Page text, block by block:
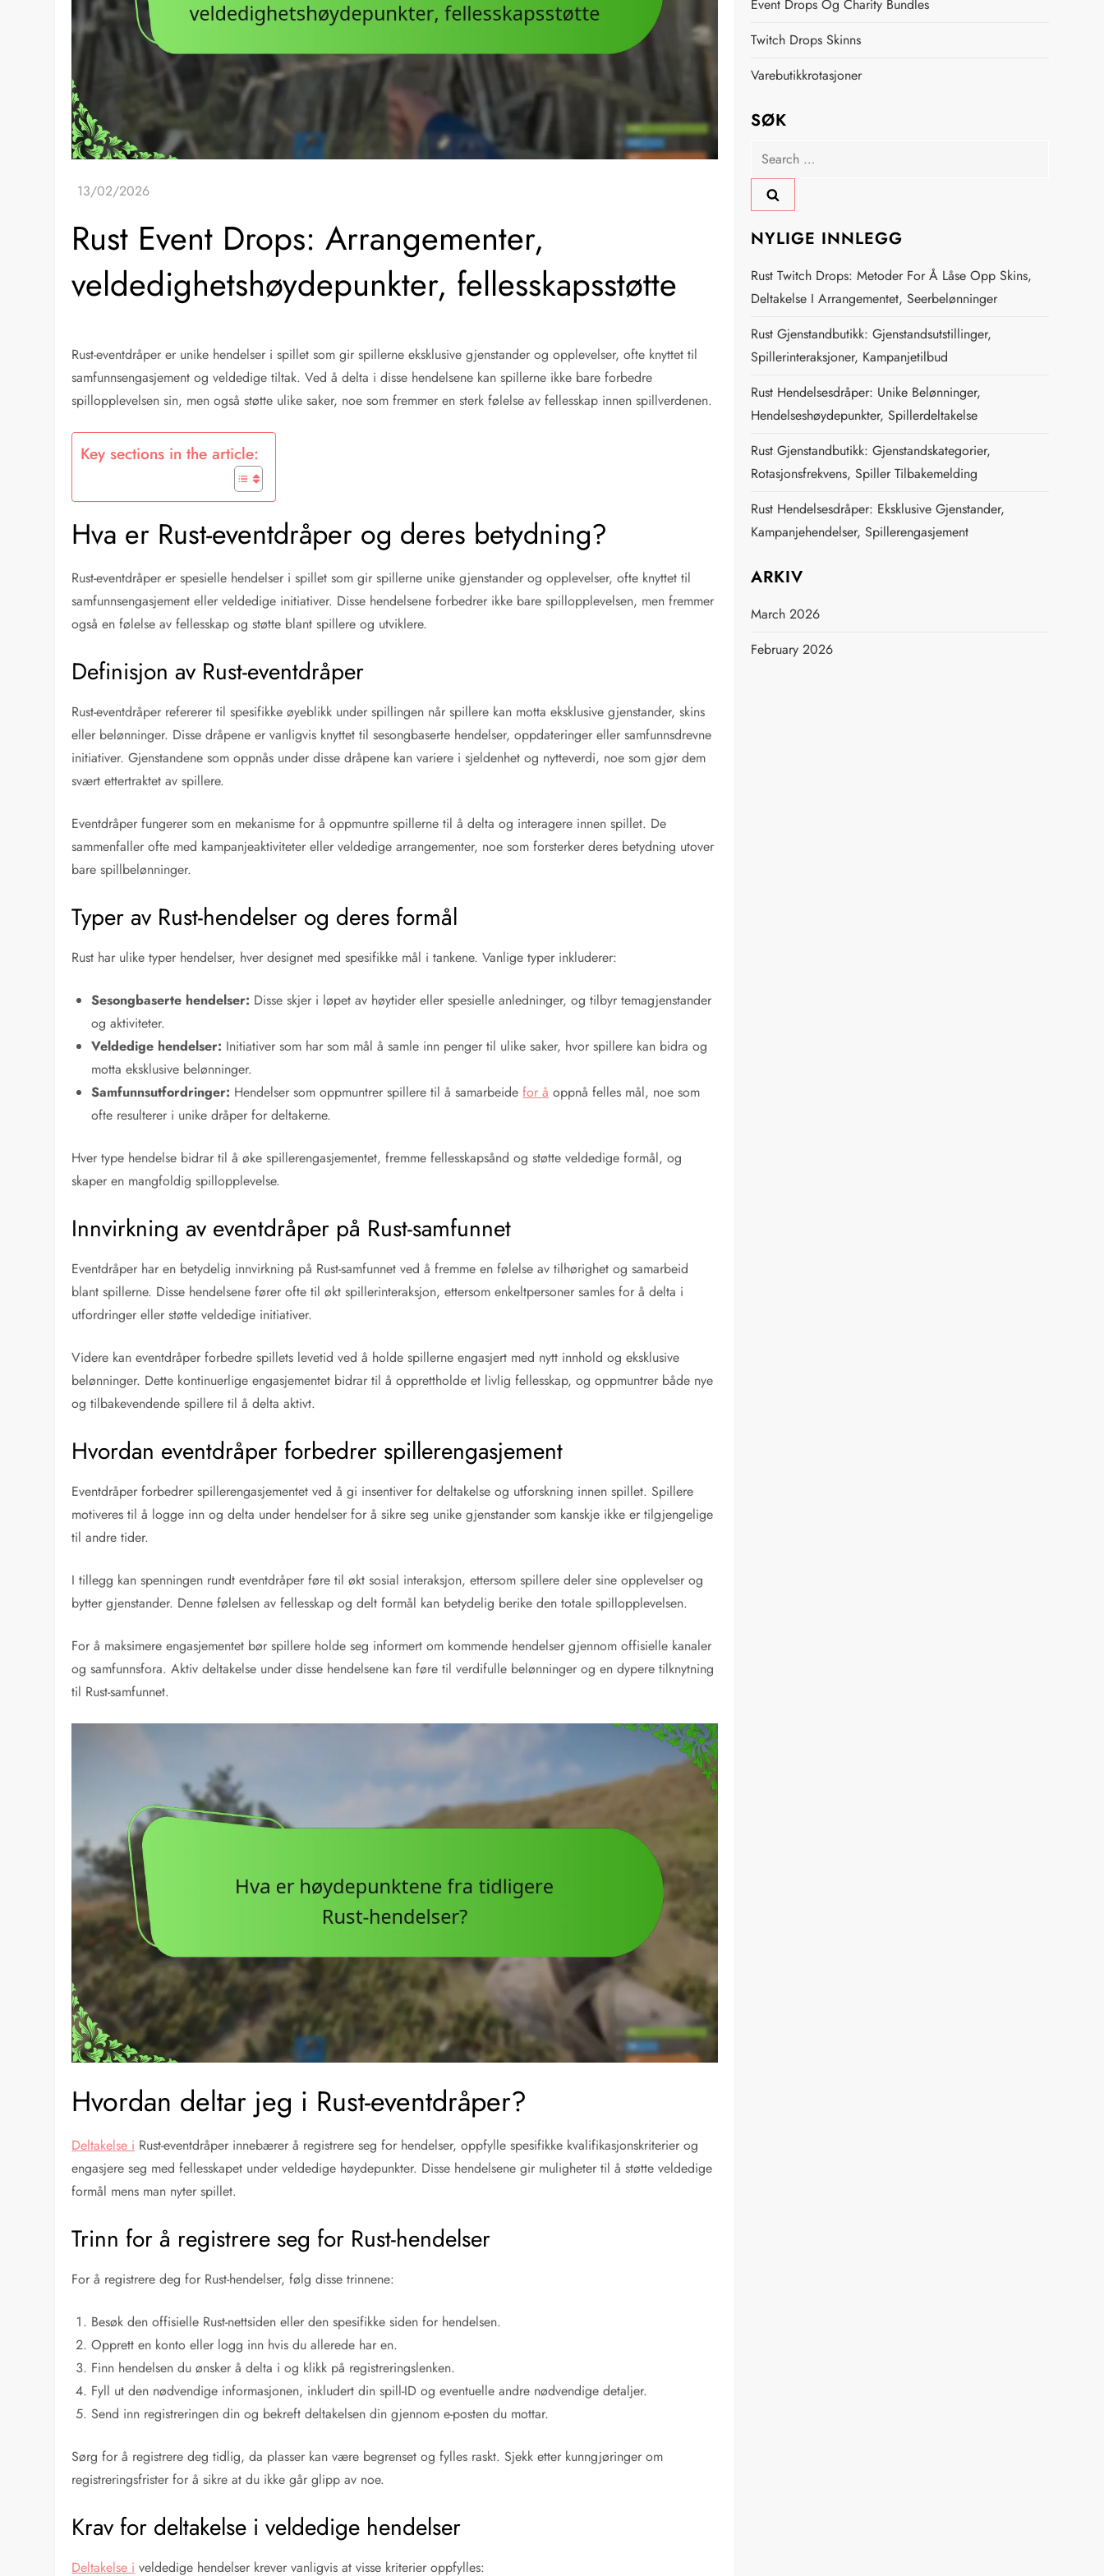
Rust Event Drops: Arrangementer,
veldedighetshøydepunkter, fellesskapsstøtte
Rust-eventdråper er unike hendelser i spillet som gir spillerne eksklusive gjenstander og opplevelser, ofte knyttet til
samfunnsengasjement og veldedige tiltak. Ved å delta i disse hendelsene kan spillerne ikke bare forbedre
spillopplevelsen sin, men også støtte ulike saker, noe som fremmer en sterk følelse av fellesskap innen spillverdenen.
Key sections in the article:
Hva er Rust-eventdråper og deres betydning?
Rust-eventdråper er spesielle hendelser i spillet som gir spillerne unike gjenstander og opplevelser, ofte knyttet til
samfunnsengasjement eller veldedige initiativer. Disse hendelsene forbedrer ikke bare spillopplevelsen, men fremmer
også en følelse av fellesskap og støtte blant spillere og utviklere.
Definisjon av Rust-eventdråper
Rust-eventdråper refererer til spesifikke øyeblikk under spillingen når spillere kan motta eksklusive gjenstander, skins
eller belønninger. Disse dråpene er vanligvis knyttet til sesongbaserte hendelser, oppdateringer eller samfunnsdrevne
initiativer. Gjenstandene som oppnås under disse dråpene kan variere i sjeldenhet og nytteverdi, noe som gjør dem
svært ettertraktet av spillere.
Eventdråper fungerer som en mekanisme for å oppmuntre spillerne til å delta og interagere innen spillet. De
sammenfaller ofte med kampanjeaktiviteter eller veldedige arrangementer, noe som forsterker deres betydning utover
bare spillbelønninger.
Typer av Rust-hendelser og deres formål
Rust har ulike typer hendelser, hver designet med spesifikke mål i tankene. Vanlige typer inkluderer:
Sesongbaserte hendelser: Disse skjer i løpet av høytider eller spesielle anledninger, og tilbyr temagjenstander
og aktiviteter.
Veldedige hendelser: Initiativer som har som mål å samle inn penger til ulike saker, hvor spillere kan bidra og
motta eksklusive belønninger.
Samfunnsutfordringer: Hendelser som oppmuntrer spillere til å samarbeidefor å oppnå felles mål, noe som
ofte resulterer i unike dråper for deltakerne.
Hver type hendelse bidrar til å øke spillerengasjementet, fremme fellesskapsånd og støtte veldedige formål, og
skaper en mangfoldig spillopplevelse.
Innvirkning av eventdråper på Rust-samfunnet
Eventdråper har en betydelig innvirkning på Rust-samfunnet ved å fremme en følelse av tilhørighet og samarbeid
blant spillerne. Disse hendelsene fører ofte til økt spillerinteraksjon, ettersom enkeltpersoner samles for å delta i
utfordringer eller støtte veldedige initiativer.
Videre kan eventdråper forbedre spillets levetid ved å holde spillerne engasjert med nytt innhold og eksklusive
belønninger. Dette kontinuerlige engasjementet bidrar til å opprettholde et livlig fellesskap, og oppmuntrer både nye
og tilbakevendende spillere til å delta aktivt.
Hvordan eventdråper forbedrer spillerengasjement
Eventdråper forbedrer spillerengasjementet ved å gi insentiver for deltakelse og utforskning innen spillet. Spillere
motiveres til å logge inn og delta under hendelser for å sikre seg unike gjenstander som kanskje ikke er tilgjengelige
til andre tider.
I tillegg kan spenningen rundt eventdråper føre til økt sosial interaksjon, ettersom spillere deler sine opplevelser og
bytter gjenstander. Denne følelsen av fellesskap og delt formål kan betydelig berike den totale spillopplevelsen.
For å maksimere engasjementet bør spillere holde seg informert om kommende hendelser gjennom offisielle kanaler
og samfunnsfora. Aktiv deltakelse under disse hendelsene kan føre til verdifulle belønninger og en dypere tilknytning
til Rust-samfunnet.
Hvordan deltar jeg i Rust-eventdråper?
Deltakelse i Rust-eventdråper innebærer å registrere seg for hendelser, oppfylle spesifikke kvalifikasjonskriterier og
engasjere seg med fellesskapet under veldedige høydepunkter. Disse hendelsene gir muligheter til å støtte veldedige
formål mens man nyter spillet.
Trinn for å registrere seg for Rust-hendelser
For å registrere deg for Rust-hendelser, følg disse trinnene:
Besøk den offisielle Rust-nettsiden eller den spesifikke siden for hendelsen.
Opprett en konto eller logg inn hvis du allerede har en.
Finn hendelsen du ønsker å delta i og klikk på registreringslenken.
Fyll ut den nødvendige informasjonen, inkludert din spill-ID og eventuelle andre nødvendige detaljer.
Send inn registreringen din og bekreft deltakelsen din gjennom e-posten du mottar.
Sørg for å registrere deg tidlig, da plasser kan være begrenset og fylles raskt. Sjekk etter kunngjøringer om
registreringsfrister for å sikre at du ikke går glipp av noe.
Krav for deltakelse i veldedige hendelser
Deltakelse i veldedige hendelser krever vanligvis at visse kriterier oppfylles:
Event Drops Og Charity Bundles
Twitch Drops Skinns
Varebutikkrotasjoner
SØK
Search
for:
NYLIGE INNLEGG
Rust Twitch Drops: Metoder For Å Låse Opp Skins,
Deltakelse I Arrangementet, Seerbelønninger
Rust Gjenstandbutikk: Gjenstandsutstillinger,
Spillerinteraksjoner, Kampanjetilbud
Rust Hendelsesdråper: Unike Belønninger,
Hendelseshøydepunkter, Spillerdeltakelse
Rust Gjenstandbutikk: Gjenstandskategorier,
Rotasjonsfrekvens, Spiller Tilbakemelding
Rust Hendelsesdråper: Eksklusive Gjenstander,
Kampanjehendelser, Spillerengasjement
ARKIV
March 2026
February 2026